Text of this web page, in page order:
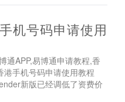
机号码申请使用
通APP,易博通申请教程,香
手机号码申请使用教程
新版已经调低了资费价